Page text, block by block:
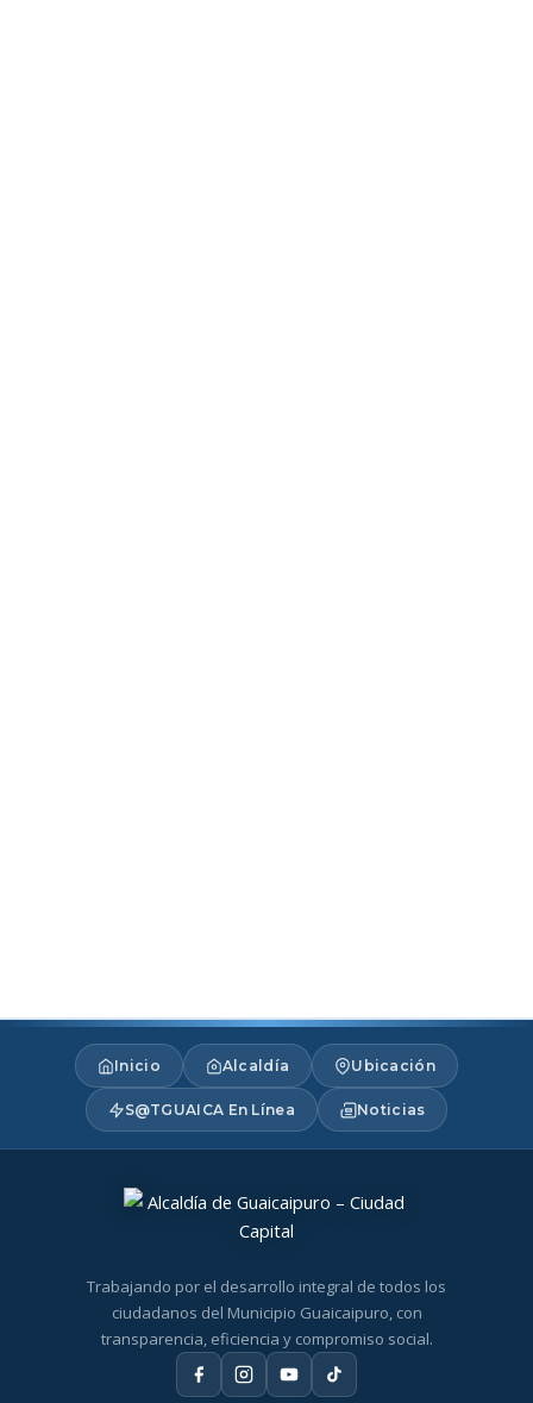
Inicio Alcaldía Ubicación
S@TGUAICA En Línea Noticias
Trabajando por el desarrollo integral de todos los
ciudadanos del Municipio Guaicaipuro, con
transparencia, eficiencia y compromiso social.